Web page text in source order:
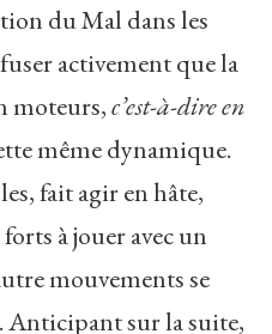
du Mal dans les
activement que la
moteurs,c’est-à-dire en
même dynamique.
fait agir en hâte,
à jouer avec un
mouvements se
sur la suite,